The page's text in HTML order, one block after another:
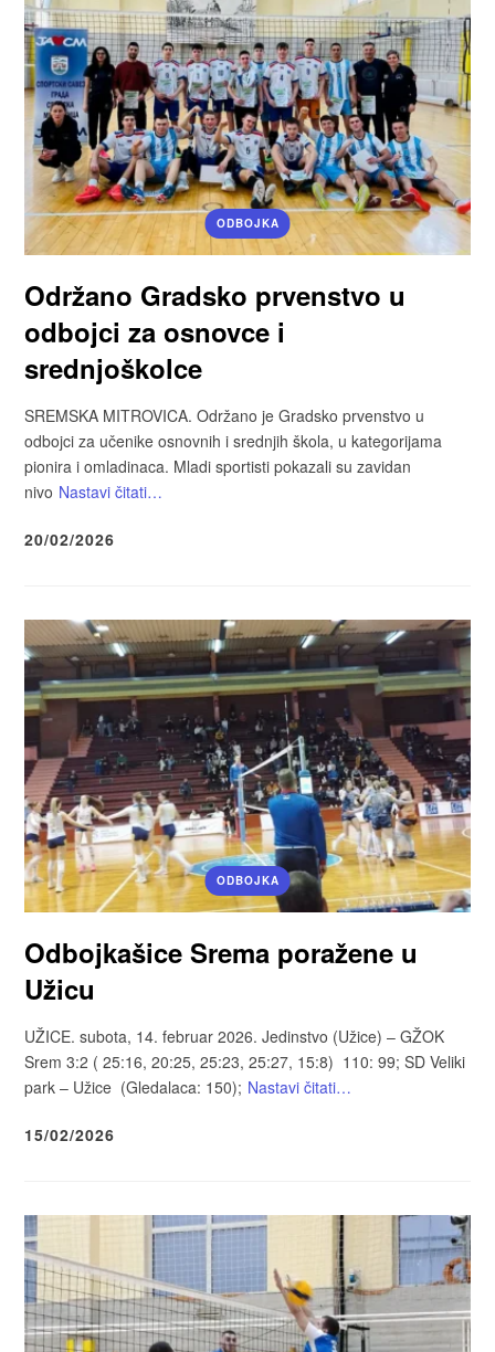
ODBOJKA
Održano Gradsko prvenstvo u
odbojci za osnovce i
srednjoškolce
SREMSKA MITROVICA. Održano je Gradsko prvenstvo u
odbojci za učenike osnovnih i srednjih škola, u kategorijama
pionira i omladinaca. Mladi sportisti pokazali su zavidan
nivo Nastavi čitati…
20/02/2026
ODBOJKA
Odbojkašice Srema poražene u
Užicu
UŽICE. subota, 14. februar 2026. Jedinstvo (Užice) – GŽOK
Srem 3:2 ( 25:16, 20:25, 25:23, 25:27, 15:8) 110: 99; SD Veliki
park – Užice (Gledalaca: 150); Nastavi čitati…
15/02/2026